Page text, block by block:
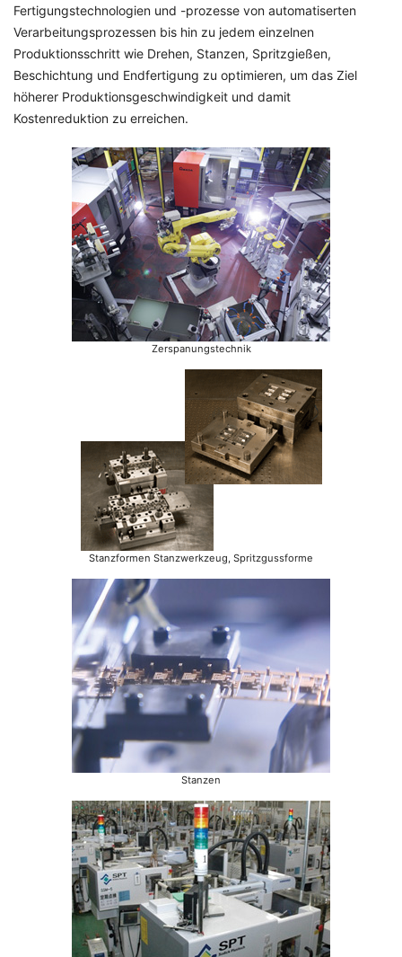
Fertigungstechnologien und -prozesse von automatiserten
Verarbeitungsprozessen bis hin zu jedem einzelnen
Produktionsschritt wie Drehen, Stanzen, Spritzgießen,
Beschichtung und Endfertigung zu optimieren, um das Ziel
höherer Produktionsgeschwindigkeit und damit
Kostenreduktion zu erreichen.
Zerspanungstechnik
Stanzformen Stanzwerkzeug, Spritzgussforme
Stanzen